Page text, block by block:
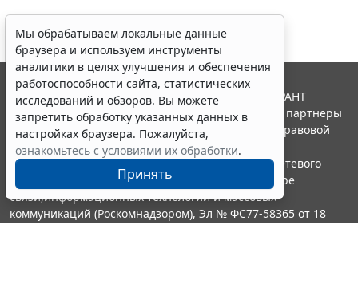
Мы обрабатываем локальные данные
браузера и используем инструменты
аналитики в целях улучшения и обеспечения
работоспособности сайта, статистических
исследований и обзоров. Вы можете
запретить обработку указанных данных в
настройках браузера. Пожалуйста,
ознакомьтесь с условиями их обработки.
Принять
© ООО "НПП "ГАРАНТ-СЕРВИС", 2026. Система ГАРАНТ
выпускается с 1990 года. Компания "Гарант" и ее партнеры
являются участниками Российской ассоциации правовой
информации ГАРАНТ.
Портал ГАРАНТ.РУ зарегистрирован в качестве сетевого
издания Федеральной службой по надзору в сфере
связи,информационных технологий и массовых
коммуникаций (Роскомнадзором), Эл № ФС77-58365 от 18